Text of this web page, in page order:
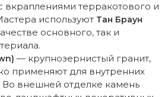
вкраплениями терракотового и
используют Тан Браун
основного, так и
— крупнозернистый гранит,
применяют для внутренних
Во внешней отделке камень